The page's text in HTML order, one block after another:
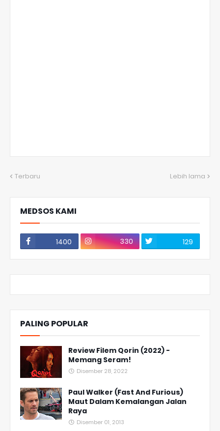
Terbaru Lebih lama
MEDSOS KAMI
1400 330 129
PALING POPULAR
Review Filem Qorin (2022) -
Memang Seram!
Disember 28, 2022
Paul Walker (Fast And Furious)
Maut Dalam Kemalangan Jalan
Raya
Disember 01, 2013